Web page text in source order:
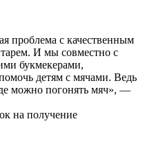
проблема с качественным
И мы совместно с
букмекерами,
детям с мячами. Ведь
можно погонять мяч», —
на получение